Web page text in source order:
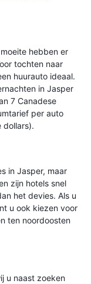
hebben er
tochten naar
huurauto ideaal.
in Jasper
7 Canadese
per auto
dollars).
in Jasper, maar
zijn hotels snel
het devies. Als u
u ook kiezen voor
ten noordoosten
u naast zoeken